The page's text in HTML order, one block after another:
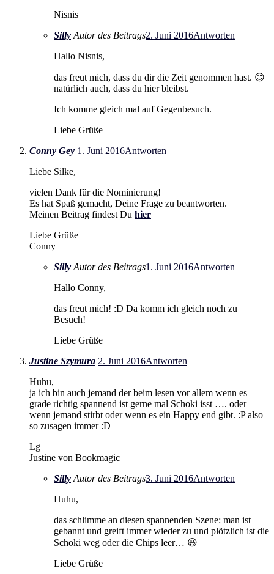
Nisnis
Silly Autor des Beitrags2. Juni 2016Antworten
Hallo Nisnis,
das freut mich, dass du dir die Zeit genommen hast. 😊
natürlich auch, dass du hier bleibst.
Ich komme gleich mal auf Gegenbesuch.
Liebe Grüße
Conny Gey 1. Juni 2016Antworten
Liebe Silke,
vielen Dank für die Nominierung!
Es hat Spaß gemacht, Deine Frage zu beantworten.
Meinen Beitrag findest Du hier
Liebe Grüße
Conny
Silly Autor des Beitrags1. Juni 2016Antworten
Hallo Conny,
das freut mich! :D Da komm ich gleich noch zu
Besuch!
Liebe Grüße
Justine Szymura 2. Juni 2016Antworten
Huhu,
ja ich bin auch jemand der beim lesen vor allem wenn es
grade richtig spannend ist gerne mal Schoki isst …. oder
wenn jemand stirbt oder wenn es ein Happy end gibt. :P also
so zusagen immer :D
Lg
Justine von Bookmagic
Silly Autor des Beitrags3. Juni 2016Antworten
Huhu,
das schlimme an diesen spannenden Szene: man ist
gebannt und greift immer wieder zu und plötzlich ist die
Schoki weg oder die Chips leer… 😆
Liebe Grüße